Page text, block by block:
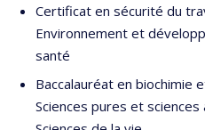
Certificat en sécurité du
Environnement et
santé
Baccalauréat en biochimie
Sciences pures et